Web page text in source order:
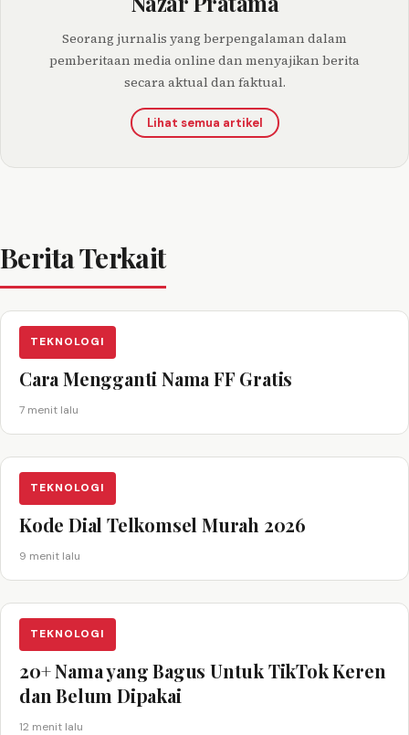
Seorang jurnalis yang berpengalaman dalam
pemberitaan media online dan menyajikan berita
secara aktual dan faktual.
Lihat semua artikel
Berita Terkait
TEKNOLOGI
Cara Mengganti Nama FF Gratis
7 menit lalu
TEKNOLOGI
Kode Dial Telkomsel Murah 2026
9 menit lalu
TEKNOLOGI
20+ Nama yang Bagus Untuk TikTok Keren
dan Belum Dipakai
12 menit lalu